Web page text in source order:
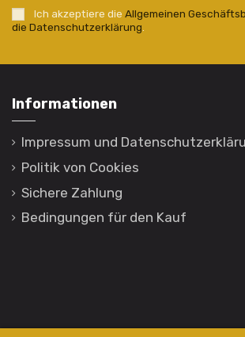
Ich akzeptiere die Allgemeinen
die Datenschutzerklärung.
Informationen
Impressum und
Politik von Cookies
Sichere Zahlung
Bedingungen für den Kauf